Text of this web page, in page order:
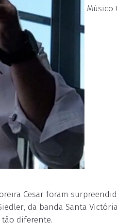
Músico
Cesar foram
da banda Santa
diferente.